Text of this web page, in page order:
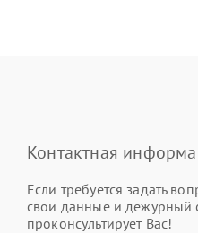
Контактная
Если требуется задать
свои данные и дежурный
проконсультирует Вас!